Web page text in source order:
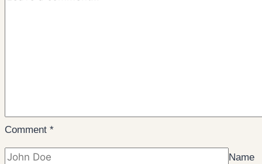
Comment *
Name